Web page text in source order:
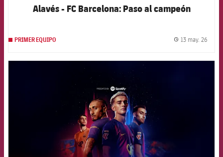
Alavés - FC Barcelona: Paso al campeón
PRIMER EQUIPO 13 may. 26
FCB Barcelona badge